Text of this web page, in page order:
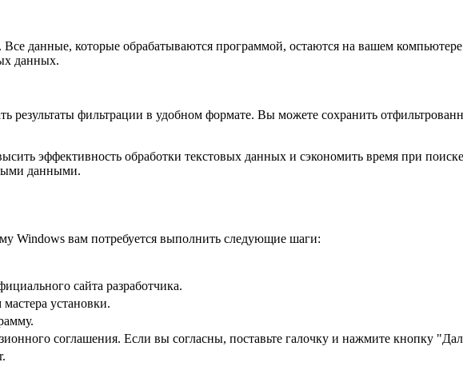
Все данные, которые обрабатываются программой, остаются на вашем
данных.
результаты фильтрации в удобном формате. Вы можете сохранить
эффективность обработки текстовых данных и сэкономить время при
данными.
Windows вам потребуется выполнить следующие шаги:
сайта разработчика.
установки.
соглашения. Если вы согласны, поставьте галочку и нажмите кнопку